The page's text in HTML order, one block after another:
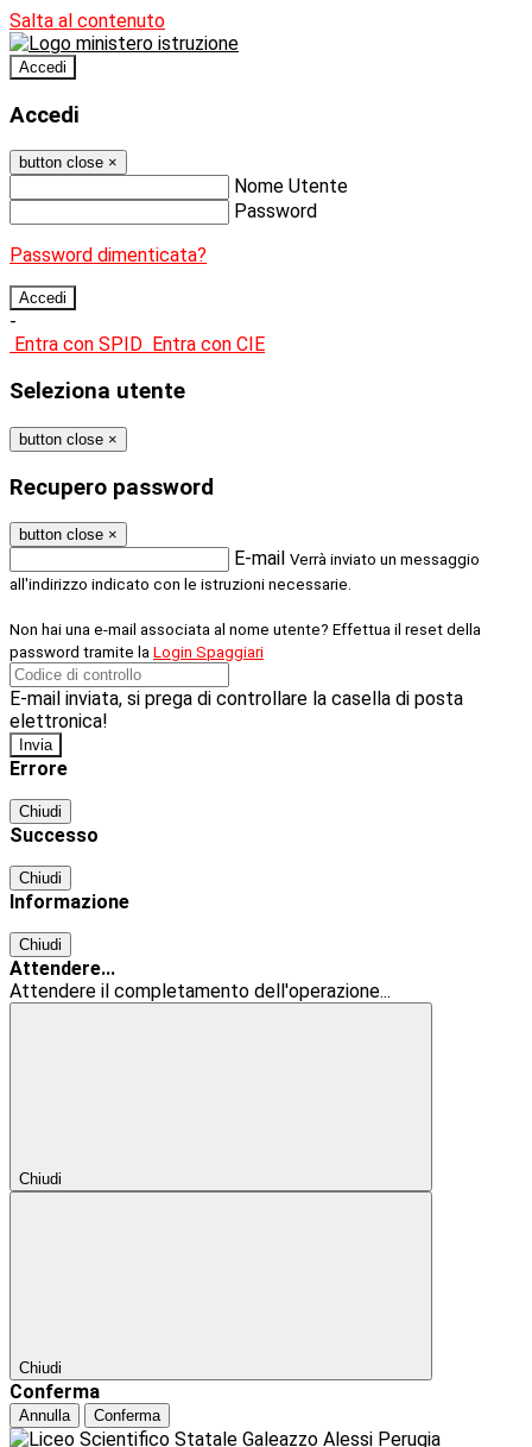
Salta al contenuto
Accedi
Accedi
button close ×
Nome Utente
Password
Password dimenticata?
-
Entra con SPID Entra con CIE
Seleziona utente
button close ×
Recupero password
button close ×
E-mail Verrà inviato un messaggio
all'indirizzo indicato con le istruzioni necessarie.
Non hai una e-mail associata al nome utente? Effettua il reset della
password tramite la Login Spaggiari
E-mail inviata, si prega di controllare la casella di posta
elettronica!
Errore
Chiudi
Successo
Chiudi
Informazione
Chiudi
Attendere...
Attendere il completamento dell'operazione...
Chiudi
Chiudi
Conferma
Annulla Conferma